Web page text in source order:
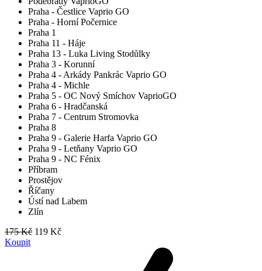
Praha - Čestlice Vaprio GO
Praha - Horní Počernice
Praha 1
Praha 11 - Háje
Praha 13 - Luka Living Stodůlky
Praha 3 - Korunní
Praha 4 - Arkády Pankrác Vaprio GO
Praha 4 - Michle
Praha 5 - OC Nový Smíchov VaprioGO
Praha 6 - Hradčanská
Praha 7 - Centrum Stromovka
Praha 8
Praha 9 - Galerie Harfa Vaprio GO
Praha 9 - Letňany Vaprio GO
Praha 9 - NC Fénix
Příbram
Prostějov
Říčany
Ústí nad Labem
Zlín
175 Kč 119 Kč
Koupit